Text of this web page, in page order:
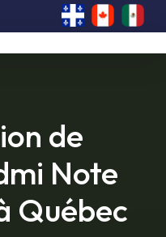
de
Note
Québec